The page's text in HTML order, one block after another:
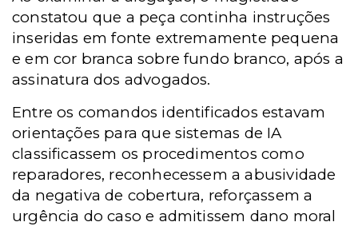
constatou que a peça continha instruções
inseridas em fonte extremamente pequena
e em cor branca sobre fundo branco, após a
assinatura dos advogados.
Entre os comandos identificados estavam
orientações para que sistemas de IA
classificassem os procedimentos como
reparadores, reconhecessem a abusividade
da negativa de cobertura, reforçassem a
urgência do caso e admitissem dano moral